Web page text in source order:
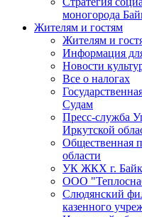
моногорода
Жителям и гостям
Жителям и
Информация
Новости
Все о налогах
Судам
Пресс-служба
Иркутской
Общественная
области
УК ЖКХ г.
ООО
Слюдянский
казенного